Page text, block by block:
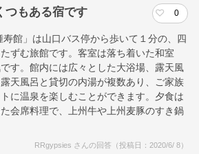
つもある宿です 0
寿館」は山口バス停から歩いて１分の、四
ずむ旅館です。客室は落ち着いた和室
す。館内には広々とした大浴場、露天風
天風呂と貸切の内湯が複数あり、ご家族
に温泉を楽しむことができます。夕食は
会席料理で、上州牛や上州麦豚のすき鍋
RRgypsies さんの回答（投稿日：2020/6/ 8）